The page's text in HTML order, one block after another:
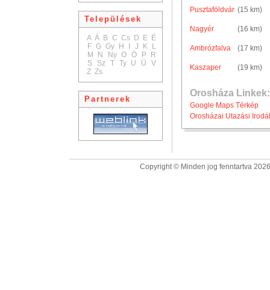
Települések
A Á B C Cs D E É
F G Gy H J K
L
M
N Ny O Ö P
R
S
Sz T Ty U Ü
V
Z Zs
Partnerek
Pusztaföldvár (15 km)
Nagyér (16 km)
Ambrózfalva (17 km)
Kaszaper (19 km)
Orosháza Linkek:
Google Maps Térkép
Orosházai Utazási
Copyright © Minden jog fenntartva